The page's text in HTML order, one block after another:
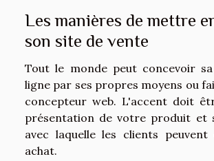
Les manières de mettre
son site de vente
Tout le monde peut concevoir
ligne par ses propres moyens ou
concepteur web. L'accent doit
présentation de votre produit et
avec laquelle les clients
achat.